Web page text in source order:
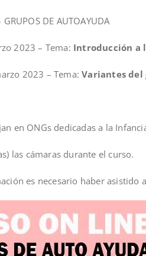
DE AUTOAYUDA
2023 – Tema: Introducción a
2023 – Tema:Variantes del
en ONGs dedicadas a la
las cámaras durante el curso.
es necesario haber asistido